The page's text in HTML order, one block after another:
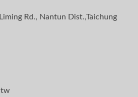
Rd., Nantun Dist.,Taichung